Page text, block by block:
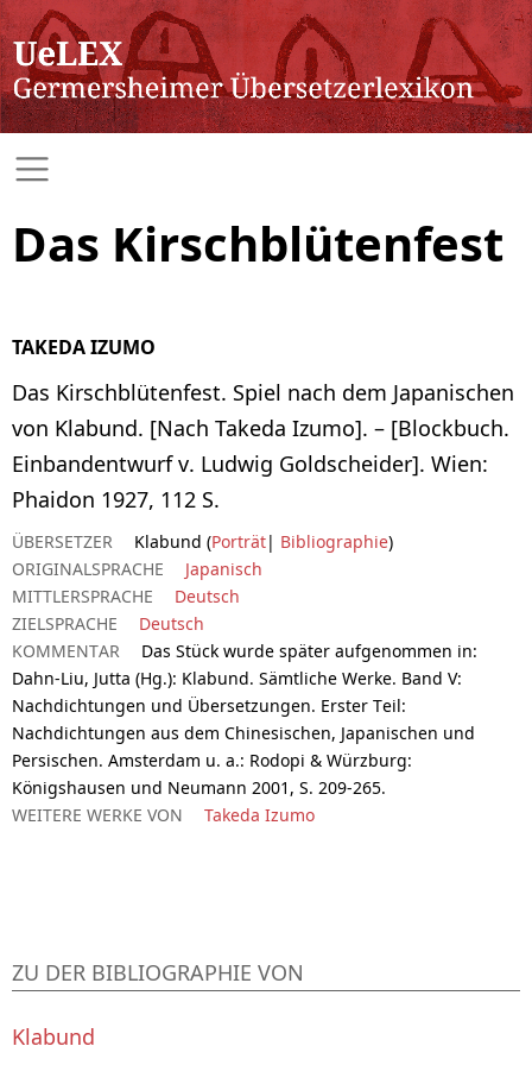
Das Kirschblütenfest
TAKEDA IZUMO
Das Kirschblütenfest. Spiel nach dem Japanischen
von Klabund. [Nach Takeda Izumo]. – [Blockbuch.
Einbandentwurf v. Ludwig Goldscheider]. Wien:
Phaidon 1927, 112 S.
ÜBERSETZER Klabund (Porträt| Bibliographie)
ORIGINALSPRACHE
Japanisch
MITTLERSPRACHE
Deutsch
ZIELSPRACHE
Deutsch
KOMMENTAR
Das Stück wurde später aufgenommen in:
Dahn-Liu, Jutta (Hg.): Klabund. Sämtliche Werke. Band V:
Nachdichtungen und Übersetzungen. Erster Teil:
Nachdichtungen aus dem Chinesischen, Japanischen und
Persischen. Amsterdam u. a.: Rodopi & Würzburg:
Königshausen und Neumann 2001, S. 209-265.
WEITERE WERKE VON
Takeda Izumo
ZU DER BIBLIOGRAPHIE VON
Klabund